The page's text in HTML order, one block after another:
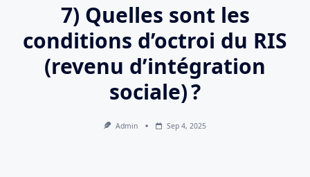
7) Quelles sont les
conditions d’octroi du RIS
(revenu d’intégration
sociale) ?
Admin Sep 4, 2025